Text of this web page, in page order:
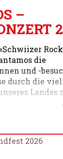
–
die
und -
durch die
Landes